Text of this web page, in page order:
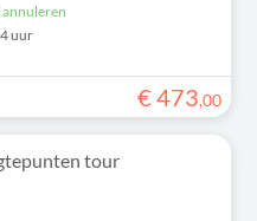
annuleren
4 uur
€ 473,00
tour